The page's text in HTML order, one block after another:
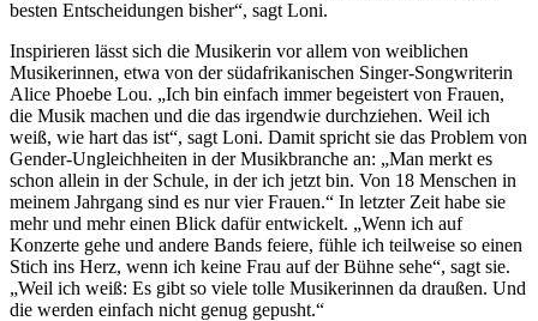
besten Entscheidungen bisher“, sagt Loni.
Inspirieren lässt sich die Musikerin vor allem von weiblichen
Musikerinnen, etwa von der südafrikanischen Singer-Songwriterin
Alice Phoebe Lou. „Ich bin einfach immer begeistert von Frauen,
die Musik machen und die das irgendwie durchziehen. Weil ich
weiß, wie hart das ist“, sagt Loni. Damit spricht sie das Problem von
Gender-Ungleichheiten in der Musikbranche an: „Man merkt es
schon allein in der Schule, in der ich jetzt bin. Von 18 Menschen in
meinem Jahrgang sind es nur vier Frauen.“ In letzter Zeit habe sie
mehr und mehr einen Blick dafür entwickelt. „Wenn ich auf
Konzerte gehe und andere Bands feiere, fühle ich teilweise so einen
Stich ins Herz, wenn ich keine Frau auf der Bühne sehe“, sagt sie.
„Weil ich weiß: Es gibt so viele tolle Musikerinnen da draußen. Und
die werden einfach nicht genug gepusht.“